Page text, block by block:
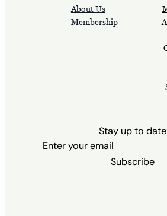
About Us
Membership
Stay up to date
Subscribe